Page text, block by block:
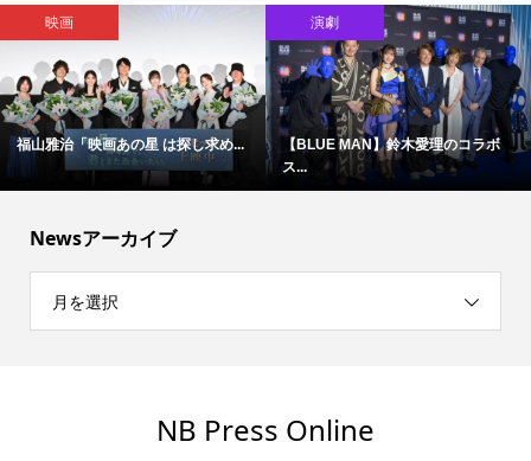
映画
福山雅治「映画あの星 は探し求め...
演劇
【BLUE MAN】鈴木愛理のコラボ
ス...
Newsアーカイブ
月を選択
NB Press Online